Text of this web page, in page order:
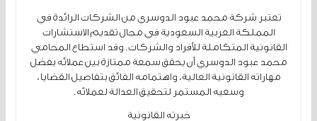
تعتبر شركة محمد عبود الدوسري من الشركات الرائدة في
المملكة العربية السعودية في مجال تقديم الاستشارات
القانونية المتكاملة للأفراد والشركات. وقد استطاع المحامي
محمد عبود الدوسري أن يحقق سمعة ممتازة بين عملائه بفضل
مهاراته القانونية العالية، واهتمامه الفائق بتفاصيل القضايا،
وسعيه المستمر لتحقيق العدالة لعملائه.
خبرته القانونية